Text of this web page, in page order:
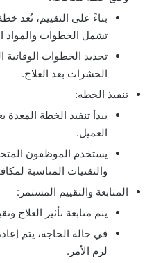
بناءً على التقييم،
تشمل الخطوات والمواد
تحديد الخطوات
الحشرات بعد العلاج.
تنفيذ الخطة:
يبدأ تنفيذ الخطة المعدة
العميل.
يستخدم الموظفون
والتقنيات المناسبة
المتابعة والتقييم المستمر:
يتم متابعة تأثير العلاج
في حالة الحاجة، يتم
لزم الأمر.